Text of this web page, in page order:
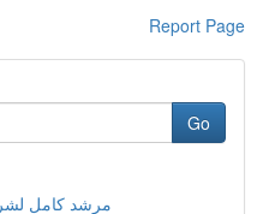
Report Page
Go
مرشد كامل